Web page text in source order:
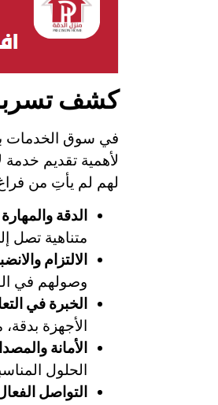
كشف
في سوق الخدمات
لأهمية تقديم
لهم لم يأتِ من
الدقة
متناهية تصل
الالتزام
وصولهم في
الخبرة في
الأجهزة
الأمانة
الحلول
التواصل